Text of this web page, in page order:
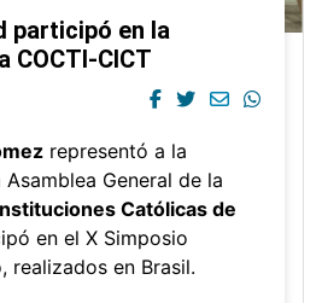
participó en la
COCTI-CICT
representó a la
General de la
Católicas de
en el X Simposio
realizados en Brasil.